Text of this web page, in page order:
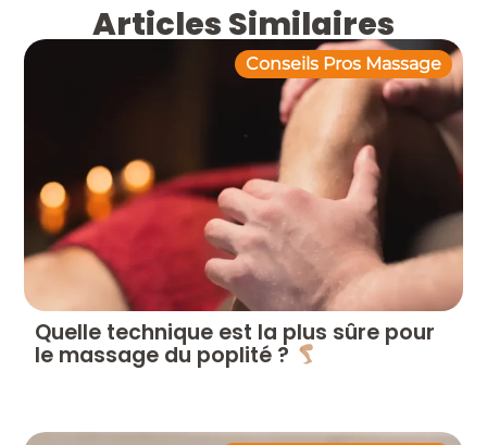
Articles Similaires
Conseils Pros Massage
Quelle technique est la plus sûre pour
le massage du poplité ?